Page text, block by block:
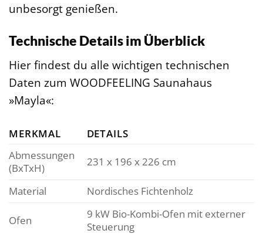
unbesorgt genießen.
Technische Details im Überblick
Hier findest du alle wichtigen technischen
Daten zum WOODFEELING Saunahaus
»Mayla«:
MERKMAL
DETAILS
Abmessungen
(BxTxH)
231 x 196 x 226 cm
Material Nordisches Fichtenholz
Ofen
9 kW Bio-Kombi-Ofen mit externer
Steuerung